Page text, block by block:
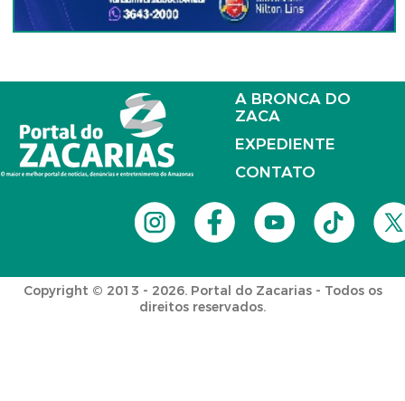
A BRONCA DO
ZACA
EXPEDIENTE
CONTATO
Copyright © 2013 - 2026. Portal do Zacarias - Todos os
direitos reservados.